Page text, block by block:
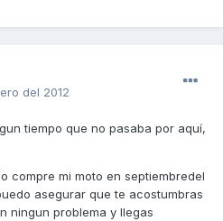
del 2012
tiempo que no pasaba por aquí,
compre mi moto en septiembredel
asegurar que te acostumbras
ningun problema y llegas